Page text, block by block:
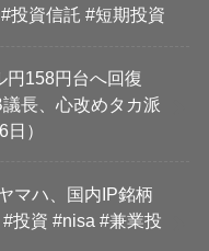
投資信託 #短期投資
円158円台へ回復
議長、心改めタカ派
）
マハ、国内IP銘柄
投資 #nisa #兼業投